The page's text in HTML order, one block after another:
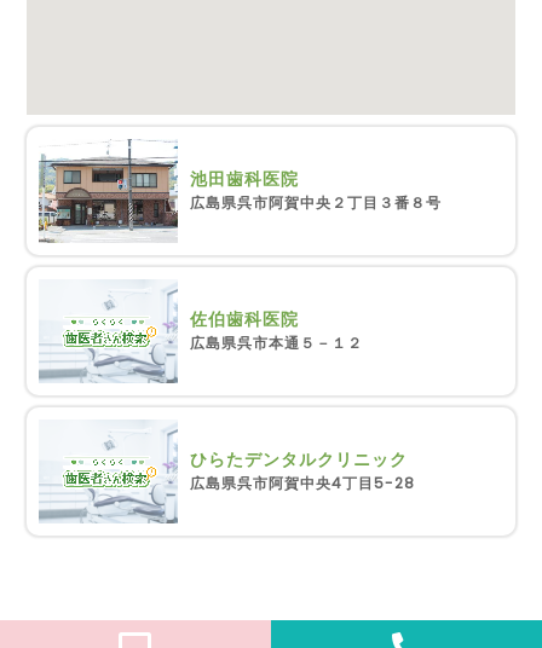
池田歯科医院
広島県呉市阿賀中央２丁目３番８号
佐伯歯科医院
広島県呉市本通５－１２
ひらたデンタルクリニック
広島県呉市阿賀中央4丁目5-28